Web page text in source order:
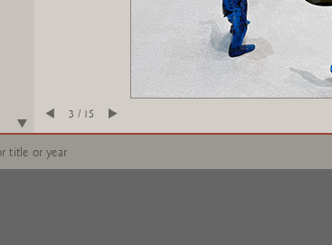
3 / 15
title or year